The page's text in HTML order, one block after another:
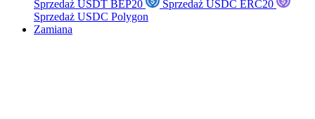
Sprzedaż USDT BEP20
Sprzedaż USDC ERC20
Sprzedaż USDC Polygon
Zamiana